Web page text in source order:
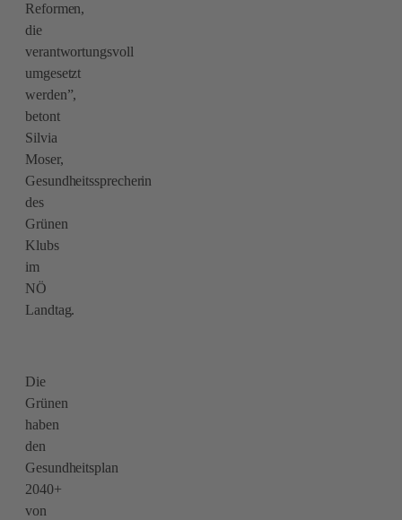
Reformen,
die
verantwortungsvoll
umgesetzt
werden”,
betont
Silvia
Moser,
Gesundheitssprecherin
des
Grünen
Klubs
im
NÖ
Landtag.
Die
Grünen
haben
den
Gesundheitsplan
2040+
von